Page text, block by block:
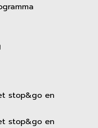
stop&go en
stop&go en